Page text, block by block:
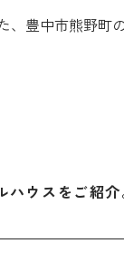
、豊中市熊野
ウスをご紹